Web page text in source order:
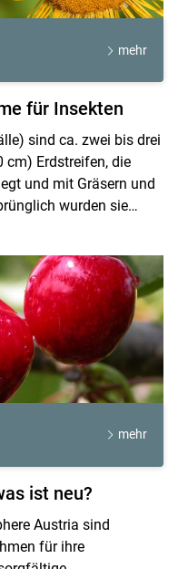
mehr
für Insekten
sind ca. zwei bis drei
cm) Erdstreifen, die
und mit Gräsern und
wurden sie
mehr
ist neu?
Austria sind
für ihre